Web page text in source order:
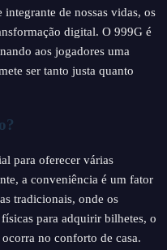
de nossas vidas, os
digital. O 999G é
aos jogadores uma
ser tanto justa quanto
para oferecer várias
a conveniência é um fator
tradicionais, onde os
para adquirir bilhetes, o
no conforto de casa.